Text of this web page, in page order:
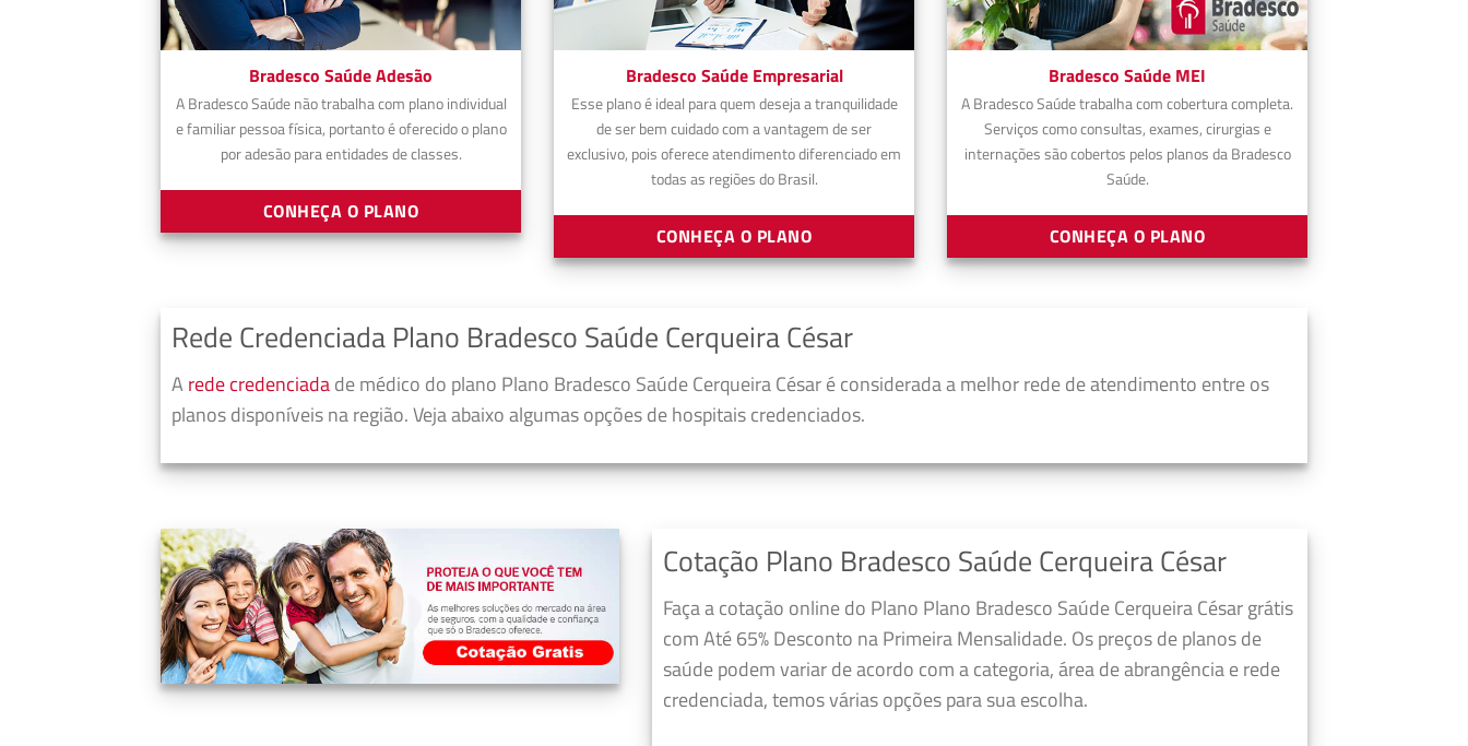
Bradesco Saúde Adesão
A Bradesco Saúde não trabalha com plano individual
e familiar pessoa física, portanto é oferecido o plano
por adesão para entidades de classes.
CONHEÇA O PLANO
Bradesco Saúde Empresarial
Esse plano é ideal para quem deseja a tranquilidade
de ser bem cuidado com a vantagem de ser
exclusivo, pois oferece atendimento diferenciado em
todas as regiões do Brasil.
CONHEÇA O PLANO
Bradesco Saúde MEI
A Bradesco Saúde trabalha com cobertura completa.
Serviços como consultas, exames, cirurgias e
internações são cobertos pelos planos da Bradesco
Saúde.
CONHEÇA O PLANO
Rede Credenciada Plano Bradesco Saúde Cerqueira César
A rede credenciadade médico do plano Plano Bradesco Saúde Cerqueira César é considerada a melhor rede de atendimento entre os
planos disponíveis na região. Veja abaixo algumas opções de hospitais credenciados.
Cotação Plano Bradesco Saúde Cerqueira César
Faça a cotação online do Plano Plano Bradesco Saúde Cerqueira César grátis
com Até 65% Desconto na Primeira Mensalidade. Os preços de planos de
saúde podem variar de acordo com a categoria, área de abrangência e rede
credenciada, temos várias opções para sua escolha.